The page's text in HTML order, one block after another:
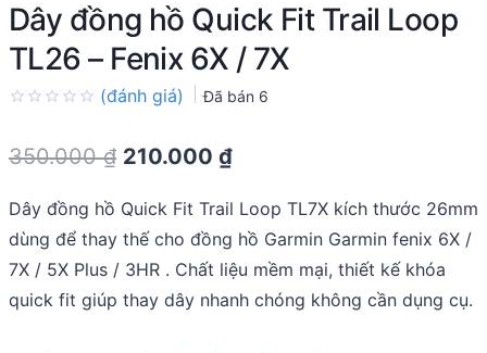
Dây đồng hồ Quick Fit Trail Loop
TL26 – Fenix 6X / 7X
out
(đánh giá) Đã bán 6
350.000₫ Original
was:
350.000 ₫.
210.000 ₫Current
is:
210.000 ₫.
Dây đồng hồ Quick Fit Trail Loop TL7X kích thước 26mm
dùng để thay thế cho đồng hồ Garmin Garmin fenix 6X /
7X / 5X Plus / 3HR . Chất liệu mềm mại, thiết kế khóa
quick fit giúp thay dây nhanh chóng không cần dụng cụ.